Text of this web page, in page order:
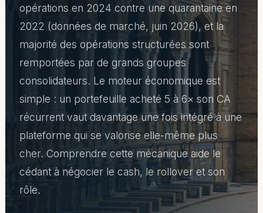
opérations en 2024 contre une quarantaine en
2022 (données de marché, juin 2026), et la
majorité des opérations structurées sont
remportées par de grands groupes
consolidateurs. Le moteur économique est
simple : un portefeuille acheté 5 à 6× son CA
récurrent vaut davantage une fois intégré à une
plateforme qui se valorise elle-même plus
cher. Comprendre cette mécanique aide le
cédant à négocier le cash, le rollover et son
rôle.